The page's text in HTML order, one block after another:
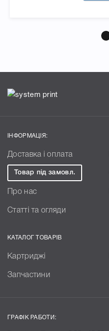
ІНФОРМАЦІЯ:
Доставка і оплата
Товар під замовл.
Про нас
Статті та огляди
КАТАЛОГ ТОВАРІВ
Картриджі
Запчастини
ГРАФІК РАБОТИ: